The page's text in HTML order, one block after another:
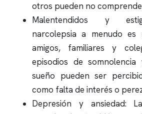
otros pueden no
Malentendidos y
narcolepsia a menudo es
amigos, familiares y
episodios de
sueño pueden ser
como falta de interés o
Depresión y ansiedad: